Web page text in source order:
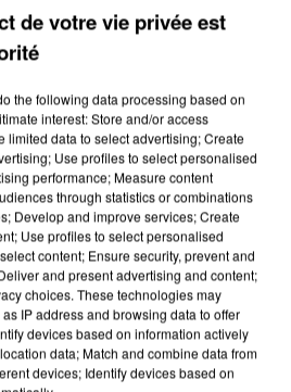
de votre vie privée est
the following data processing based on
interest: Store and/or access
limited data to select advertising; Create
Use profiles to select personalised
performance; Measure content
through statistics or combinations
Develop and improve services; Create
Use profiles to select personalised
content; Ensure security, prevent and
and present advertising and content;
choices. These technologies may
IP address and browsing data to offer
devices based on information actively
data; Match and combine data from
devices; Identify devices based on